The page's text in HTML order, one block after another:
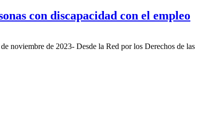
con discapacidad con el empleo
noviembre de 2023- Desde la Red por los Derechos de las